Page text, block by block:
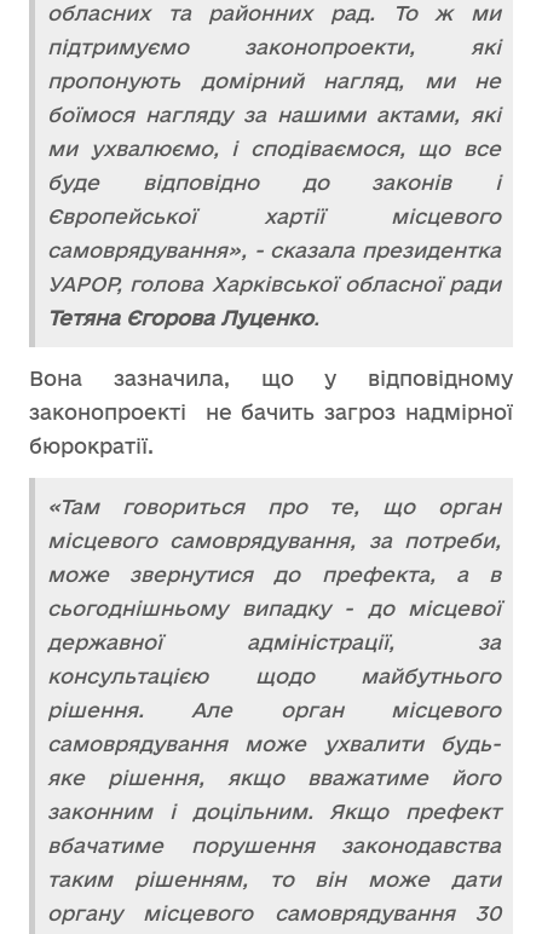
обласних та районних рад. То ж ми
підтримуємо законопроекти, які
пропонують домірний нагляд, ми не
боїмося нагляду за нашими актами, які
ми ухвалюємо, і сподіваємося, що все
буде відповідно до законів і
Європейської хартії місцевого
самоврядування», - сказала президентка
УАРОР, голова Харківської обласної ради
Тетяна Єгорова Луценко.
Вона зазначила, що у відповідному
законопроекті не бачить загроз надмірної
бюрократії.
«Там говориться про те, що орган
місцевого самоврядування, за потреби,
може звернутися до префекта, а в
сьогоднішньому випадку - до місцевої
державної адміністрації, за
консультацією щодо майбутнього
рішення. Але орган місцевого
самоврядування може ухвалити будь-
яке рішення, якщо вважатиме його
законним і доцільним. Якщо префект
вбачатиме порушення законодавства
таким рішенням, то він може дати
органу місцевого самоврядування 30